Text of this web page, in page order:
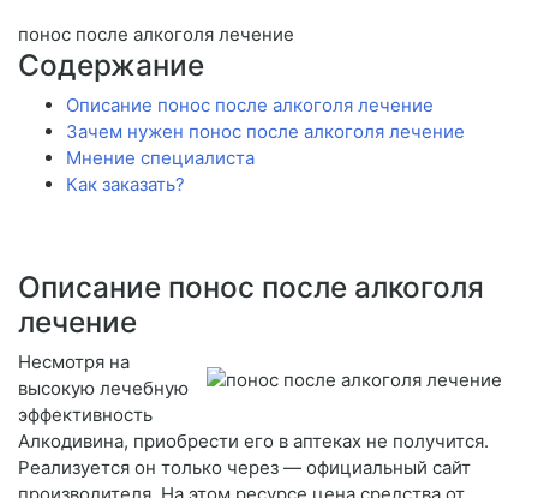
понос после алкоголя лечение
Содержание
Описание понос после алкоголя лечение
Зачем нужен понос после алкоголя лечение
Мнение специалиста
Как заказать?
Описание понос после алкоголя
лечение
Несмотря на
высокую лечебную
эффективность
Алкодивина, приобрести его в аптеках не получится.
Реализуется он только через — официальный сайт